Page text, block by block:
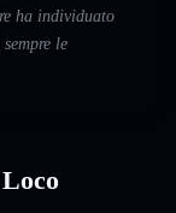
ha individuato
le